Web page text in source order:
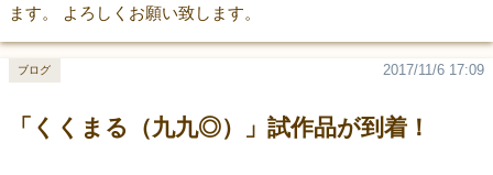
ます。 よろしくお願い致します。
「くくまる（九九◎）」試作品が到着！
2017/11/6 17:09
ブログ